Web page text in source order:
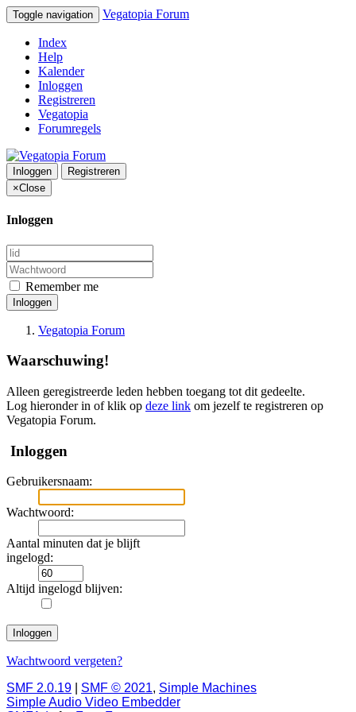
Toggle navigation Vegatopia Forum
Index
Help
Kalender
Inloggen
Registreren
Vegatopia
Forumregels
Inloggen
Registreren
×Close
Inloggen
Remember me
Inloggen
Vegatopia Forum
Waarschuwing!
Alleen geregistreerde leden hebben toegang tot dit gedeelte.
Log hieronder in of klik op deze link om jezelf te registreren op
Vegatopia Forum.
Inloggen
Gebruikersnaam:
Wachtwoord:
Aantal minuten dat je blijft
ingelogd:
Altijd ingelogd blijven:
Wachtwoord vergeten?
SMF 2.0.19
SMF © 2021, Simple Machines
Simple Audio Video Embedder